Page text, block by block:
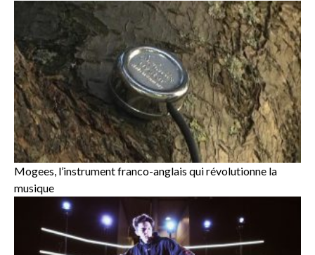
Mogees, l’instrument franco-anglais qui révolutionne la
musique